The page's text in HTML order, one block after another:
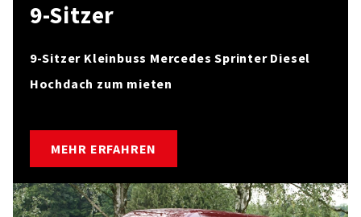
9-Sitzer
9-Sitzer Kleinbuss Mercedes Sprinter Diesel
Hochdach zum mieten
MEHR ERFAHREN